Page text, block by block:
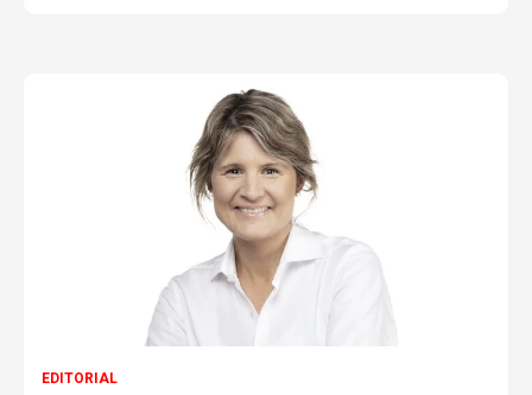
EDITORIAL